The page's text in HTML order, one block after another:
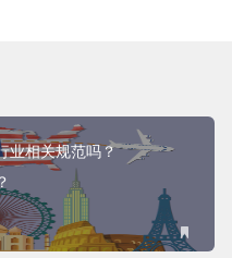
业相关规范吗？